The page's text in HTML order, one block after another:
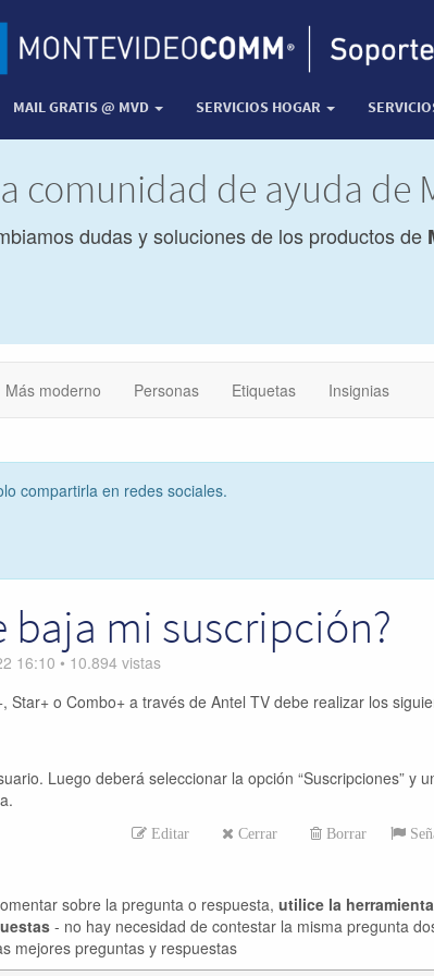
MAIL GRATIS @ MVD SERVICIOS HOGAR
comunidad de ayuda de
dudas y soluciones de los productos de
Más moderno Personas Etiquetas Insignias
compartirla en redes sociales.
baja mi suscripción?
16:10 • 10.894 vistas
o Combo+ a través de Antel TV debe realizar los
Luego deberá seleccionar la opción “Suscripciones” y
Editar Cerrar Borrar
sobre la pregunta o respuesta, utilice la
- no hay necesidad de contestar la misma pregunta
mejores preguntas y respuestas